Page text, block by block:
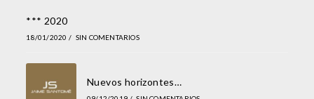
*** 2020
18/01/2020 / SIN COMENTARIOS
Nuevos horizontes…